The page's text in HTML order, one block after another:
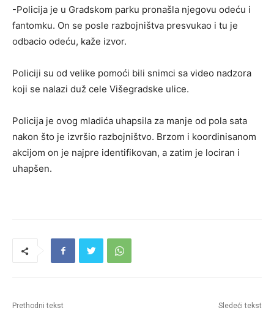
-Policija je u Gradskom parku pronašla njegovu odeću i
fantomku. On se posle razbojništva presvukao i tu je
odbacio odeću, kaže izvor.
Policiji su od velike pomoći bili snimci sa video nadzora
koji se nalazi duž cele Višegradske ulice.
Policija je ovog mladića uhapsila za manje od pola sata
nakon što je izvršio razbojništvo. Brzom i koordinisanom
akcijom on je najpre identifikovan, a zatim je lociran i
uhapšen.
Prethodni tekst Sledeći tekst